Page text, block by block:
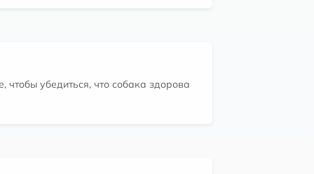
чтобы убедиться, что собака здорова